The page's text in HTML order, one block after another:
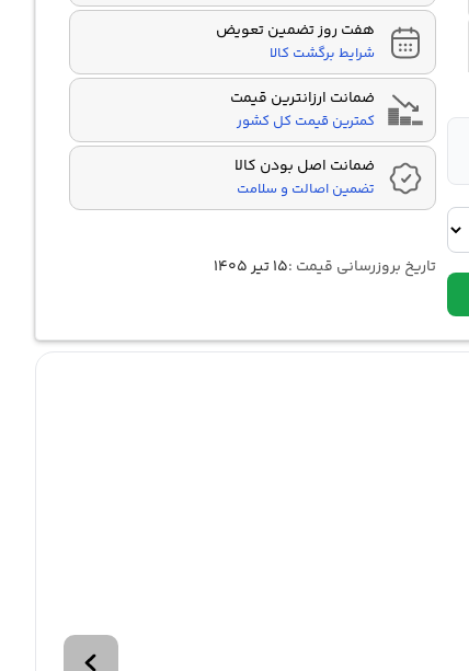
هفت روز تضمین تعویض
شرایط برگشت کالا
ضمانت ارزانترین قیمت
کمترین قیمت کل کشور
ضمانت اصل بودن کالا
تضمین اصالت و سلامت
تاریخ بروزرسانی قیمت :۱۵ تیر ۱۴۰۵